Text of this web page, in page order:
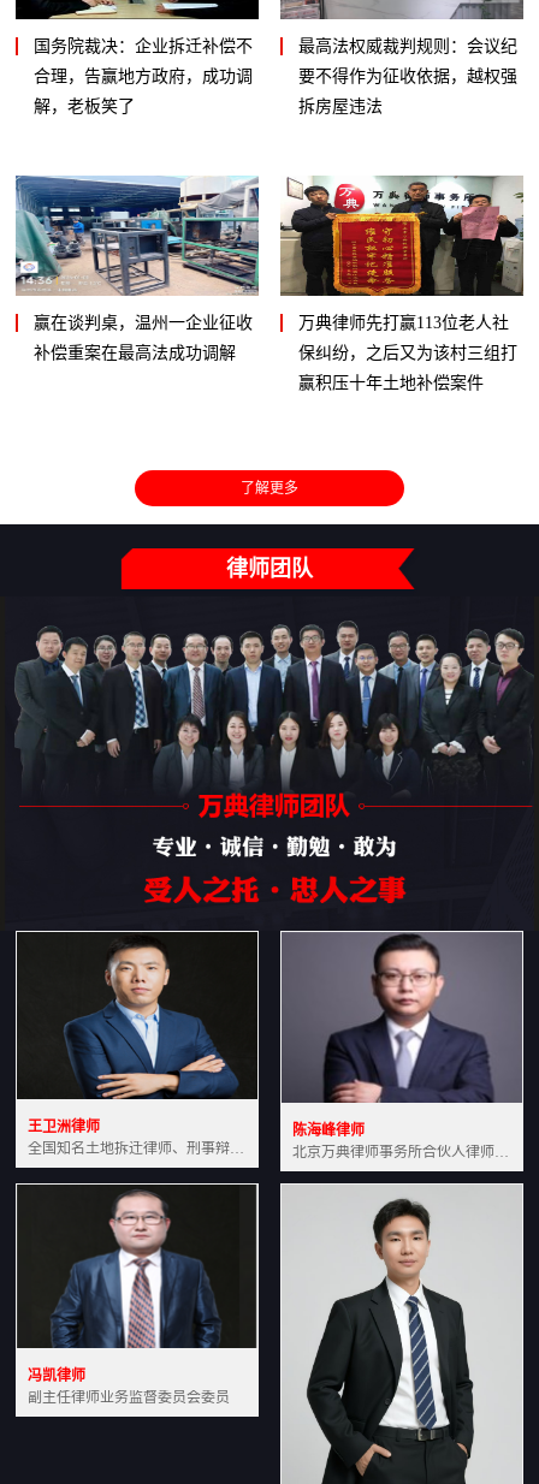
国务院裁决：企业拆迁补偿不
合理，告赢地方政府，成功调
解，老板笑了
最高法权威裁判规则：会议纪
要不得作为征收依据，越权强
拆房屋违法
赢在谈判桌，温州一企业征收
补偿重案在最高法成功调解
万典律师先打赢113位老人社
保纠纷，之后又为该村三组打
赢积压十年土地补偿案件
了解更多
律师团队
王卫洲律师
全国知名土地拆迁律师、刑事辩护律师北京万典律师事务所主任中国法学会会员北京市行政法研究会理事
陈海峰律师
北京万典律师事务所合伙人律师土地房产专业资深律师
冯凯律师
副主任律师业务监督委员会委员